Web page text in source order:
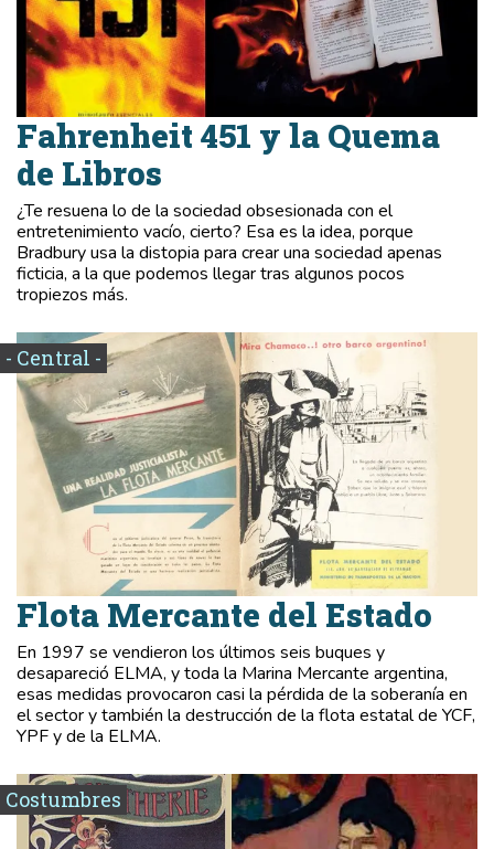
Fahrenheit 451 y la Quema
de Libros
¿Te resuena lo de la sociedad obsesionada con el
entretenimiento vacío, cierto? Esa es la idea, porque
Bradbury usa la distopia para crear una sociedad apenas
ficticia, a la que podemos llegar tras algunos pocos
tropiezos más.
- Central -
Flota Mercante del Estado
En 1997 se vendieron los últimos seis buques y
desapareció ELMA, y toda la Marina Mercante argentina,
esas medidas provocaron casi la pérdida de la soberanía en
el sector y también la destrucción de la flota estatal de YCF,
YPF y de la ELMA.
Costumbres